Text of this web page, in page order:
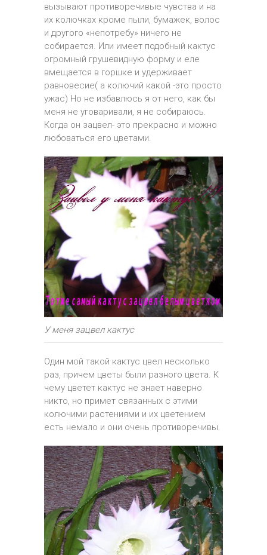
вызывают противоречивые чувства и на
их колючках кроме пыли, бумажек, волос
и другого «непотребу» ничего не
собирается. Или имеет подобный кактус
огромный грушевидную форму и еле
вмещается в горшке и удерживает
равновесие( а колючий какой -это просто
ужас) Но не избавлюсь я от него, как бы
меня не уговаривали, я не собираюсь.
Когда он зацвел- это прекрасно и можно
любоваться его цветами.
У меня зацвел кактус
Один мой такой кактус цвел несколько
раз, причем цветы были разного цвета. К
чему цветет кактус не знает наверно
никто, но примет связанных с этими
колючими растениями и их цветением
есть немало и они очень противоречивы.